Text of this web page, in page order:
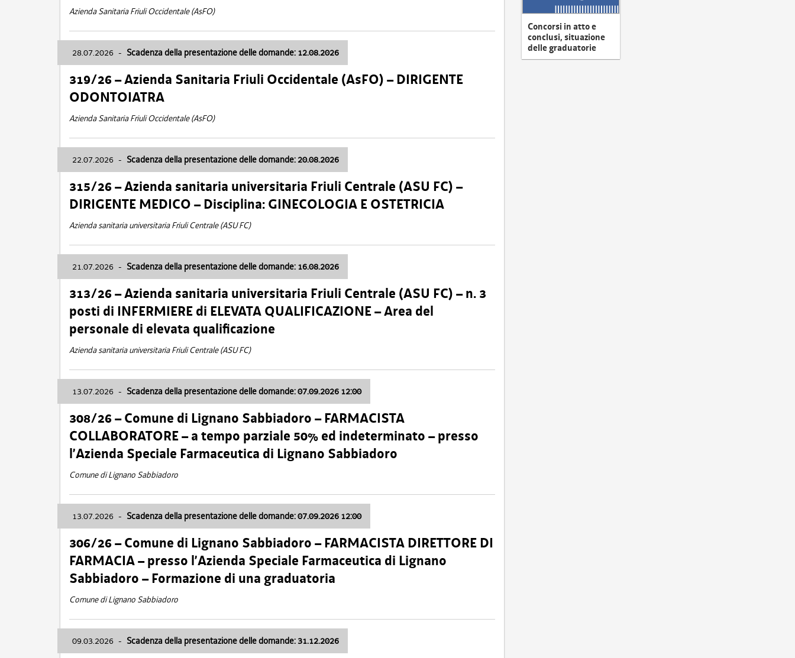
Azienda Sanitaria Friuli Occidentale (AsFO)
28.07.2026 - Scadenza della presentazione delle domande: 12.08.2026
319/26 – Azienda Sanitaria Friuli Occidentale (AsFO) – DIRIGENTE
ODONTOIATRA
Azienda Sanitaria Friuli Occidentale (AsFO)
22.07.2026 - Scadenza della presentazione delle domande: 20.08.2026
315/26 – Azienda sanitaria universitaria Friuli Centrale (ASU FC) –
DIRIGENTE MEDICO – Disciplina: GINECOLOGIA E OSTETRICIA
Azienda sanitaria universitaria Friuli Centrale (ASU FC)
21.07.2026 - Scadenza della presentazione delle domande: 16.08.2026
313/26 – Azienda sanitaria universitaria Friuli Centrale (ASU FC) – n. 3
posti di INFERMIERE di ELEVATA QUALIFICAZIONE – Area del
personale di elevata qualificazione
Azienda sanitaria universitaria Friuli Centrale (ASU FC)
13.07.2026 - Scadenza della presentazione delle domande: 07.09.2026 12:00
308/26 – Comune di Lignano Sabbiadoro – FARMACISTA
COLLABORATORE – a tempo parziale 50% ed indeterminato – presso
l’Azienda Speciale Farmaceutica di Lignano Sabbiadoro
Comune di Lignano Sabbiadoro
13.07.2026 - Scadenza della presentazione delle domande: 07.09.2026 12:00
306/26 – Comune di Lignano Sabbiadoro – FARMACISTA DIRETTORE DI
FARMACIA – presso l’Azienda Speciale Farmaceutica di Lignano
Sabbiadoro – Formazione di una graduatoria
Comune di Lignano Sabbiadoro
09.03.2026 - Scadenza della presentazione delle domande: 31.12.2026
Concorsi in atto e
conclusi, situazione
delle graduatorie